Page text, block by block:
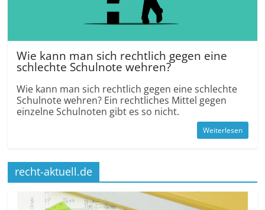
Wie kann man sich rechtlich gegen eine
schlechte Schulnote wehren?
Wie kann man sich rechtlich gegen eine schlechte
Schulnote wehren? Ein rechtliches Mittel gegen
einzelne Schulnoten gibt es so nicht.
Weiterlesen
recht-aktuell.de